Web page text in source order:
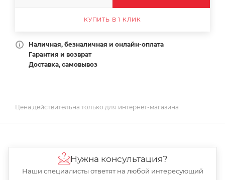
КУПИТЬ В 1 КЛИК
Наличная, безналичная и онлайн-оплата
Гарантия и возврат
Доставка, самовывоз
Цена действительна только для интернет-магазина
Нужна консультация?
Наши специалисты ответят на любой интересующий